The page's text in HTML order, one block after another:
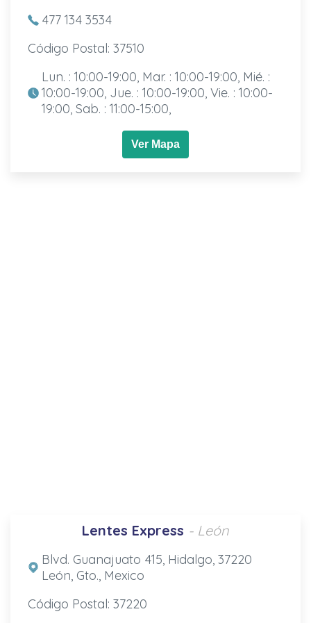
477 134 3534
Código Postal: 37510
Lun. : 10:00-19:00, Mar. : 10:00-19:00, Mié. :
10:00-19:00, Jue. : 10:00-19:00, Vie. : 10:00-
19:00, Sab. : 11:00-15:00,
Ver Mapa
Lentes Express - León
Blvd. Guanajuato 415, Hidalgo, 37220
León, Gto., Mexico
Código Postal: 37220